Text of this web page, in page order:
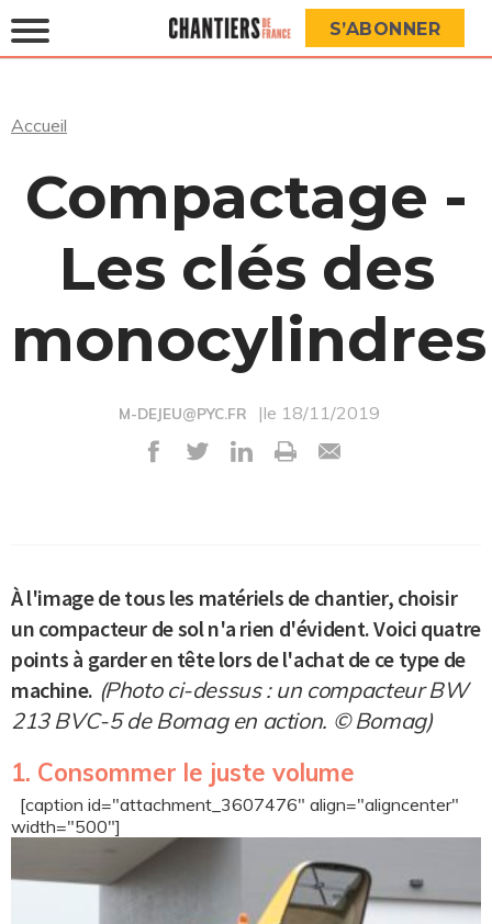
S’ABONNER
Accueil
Compactage -
Les clés des
monocylindres
M-DEJEU@PYC.FR |le 18/11/2019
À l'image de tous les matériels de chantier, choisir
un compacteur de sol n'a rien d'évident. Voici quatre
points à garder en tête lors de l'achat de ce type de
machine. (Photo ci-dessus : un compacteur BW
213 BVC-5 de Bomag en action. © Bomag)
1. Consommer le juste volume
[caption id="attachment_3607476" align="aligncenter"
width="500"]